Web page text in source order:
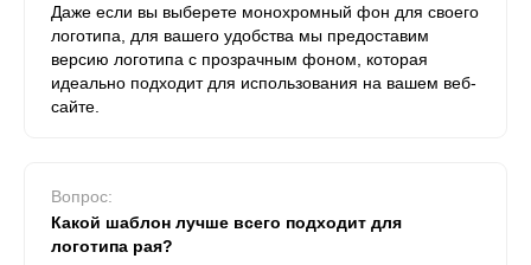
Даже если вы выберете монохромный фон для своего
логотипа, для вашего удобства мы предоставим
версию логотипа с прозрачным фоном, которая
идеально подходит для использования на вашем веб-
сайте.
Вопрос:
Какой шаблон лучше всего подходит для
логотипа рая?